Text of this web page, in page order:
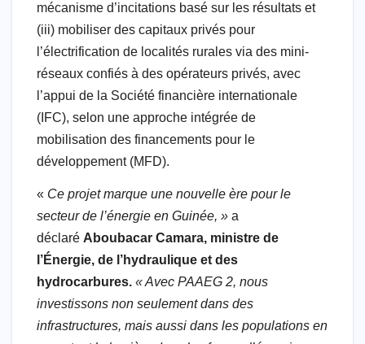
mécanisme d’incitations basé sur les résultats et
(iii) mobiliser des capitaux privés pour
l’électrification de localités rurales via des mini-
réseaux confiés à des opérateurs privés, avec
l’appui de la Société financière internationale
(IFC), selon une approche intégrée de
mobilisation des financements pour le
développement (MFD).
« Ce projet marque une nouvelle ère pour le
secteur de l’énergie en Guinée, » a
déclaré Aboubacar Camara, ministre de
l’Énergie, de l’hydraulique et des
hydrocarbures. « Avec PAAEG 2, nous
investissons non seulement dans des
infrastructures, mais aussi dans les populations en